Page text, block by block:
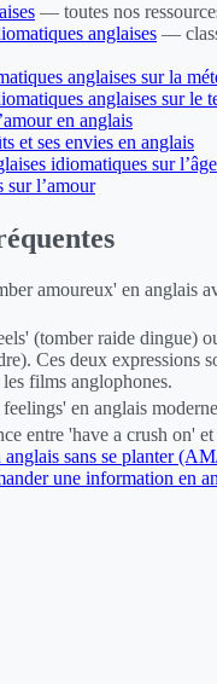
— toutes nos
anglaises —
anglaises sur la
anglaises sur le
en anglais
et ses envies en anglais
idiomatiques sur l’âge
sur l’amour
amoureux' en anglais
(tomber raide dingue)
Ces deux expressions
films anglophones.
en anglais
entre 'have a crush on'
anglais sans se planter
une information en